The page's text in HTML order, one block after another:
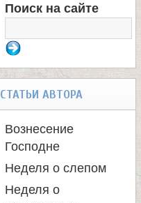
Ф
о
р
м
а
п
Поиск на сайте
СТАТЬИ АВТОРА
Вознесение
Господне
Неделя о слепом
Неделя о